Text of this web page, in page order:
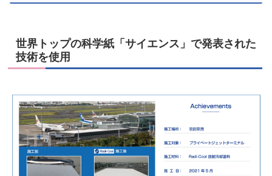
世界トップの科学紙「サイエンス」で発表された
技術を使用